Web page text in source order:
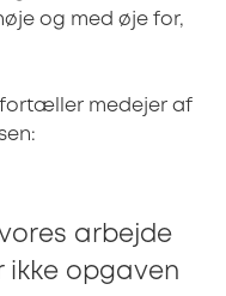
og med øje for,
medejer af
arbejde
ikke opgaven